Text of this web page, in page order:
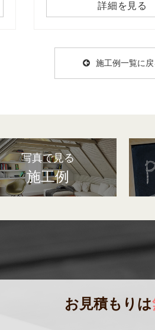
詳細を見る
施工例一覧に戻
写真で見る
施工例
お見積もりは